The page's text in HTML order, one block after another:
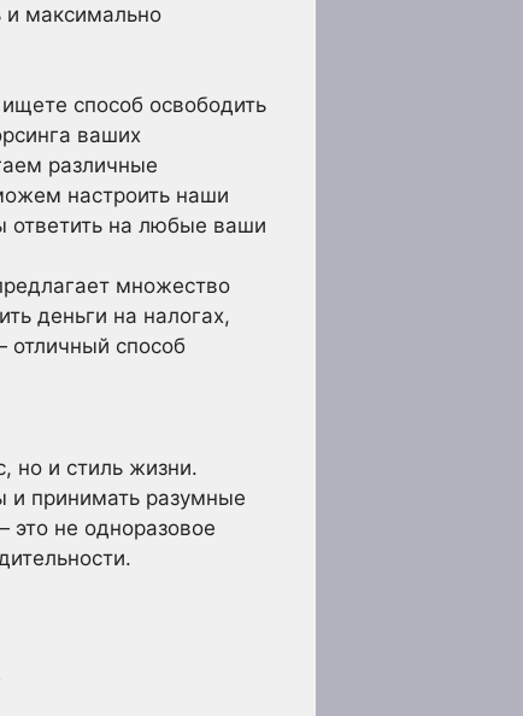
и максимально
способ освободить
ваших
различные
настроить наши
ответить на любые ваши
множество
деньги на налогах,
отличный способ
но и стиль жизни.
и принимать разумные
не одноразовое